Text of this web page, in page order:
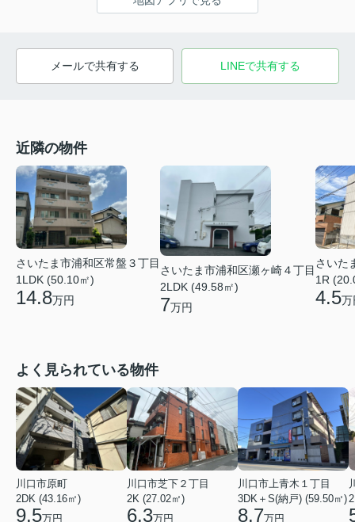
メールで共有する LINEで共有する
近隣の物件
さいたま市浦和区常盤３丁目
1LDK (50.10㎡)
14.8万円
さいたま市浦和区瀬ヶ崎４丁目
2LDK (49.58㎡)
7万円
さいた
1R
4.5万
よく見られている物件
川口市原町
2DK (43.16㎡)
9.5万円
川口市芝下２丁目
2K (27.02㎡)
6.3万円
川口市上青木１丁目
3DK＋S(納戸) (59.50㎡)
8.7万円